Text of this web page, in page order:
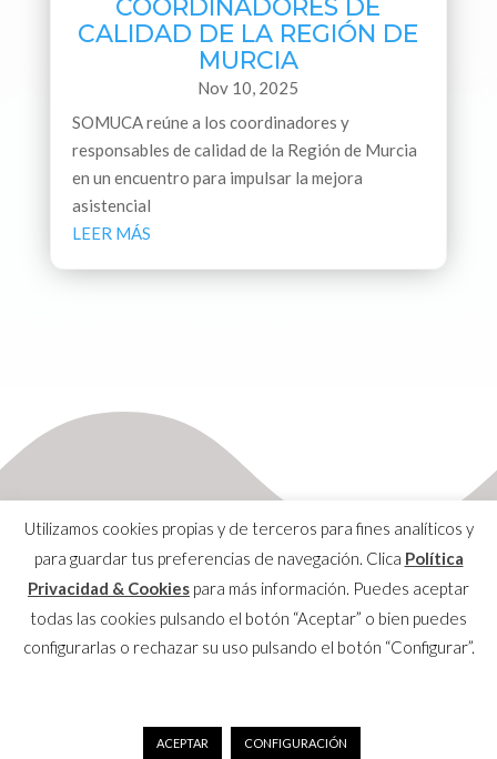
COORDINADORES DE
CALIDAD DE LA REGIÓN DE
MURCIA
Nov 10, 2025
SOMUCA reúne a los coordinadores y
responsables de calidad de la Región de Murcia
en un encuentro para impulsar la mejora
asistencial
LEER MÁS
Aviso Legal
Política de Privacidad & Cookies
+34 968 210 684
|
somuca@somuca.es
Utilizamos cookies propias y de terceros para fines analíticos y
para guardar tus preferencias de navegación. Clica Política
Privacidad & Cookies para más información. Puedes aceptar
todas las cookies pulsando el botón “Aceptar” o bien puedes
configurarlas o rechazar su uso pulsando el botón “Configurar”.
ACEPTAR CONFIGURACIÓN